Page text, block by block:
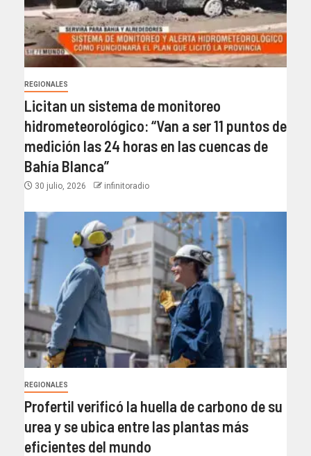
REGIONALES
Licitan un sistema de monitoreo
hidrometeorológico: “Van a ser 11 puntos de
medición las 24 horas en las cuencas de
Bahía Blanca”​
30 julio, 2026 infinitoradio
REGIONALES
Profertil verificó la huella de carbono de su
urea y se ubica entre las plantas más
eficientes del mundo​